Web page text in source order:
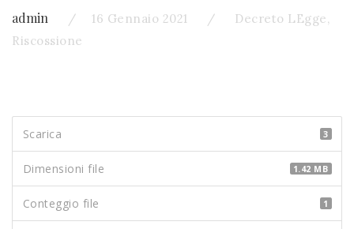
admin 16 Gennaio 2021 Decreto LEgge,
Riscossione
Scarica 3
Dimensioni file 1.42 MB
Conteggio file 1